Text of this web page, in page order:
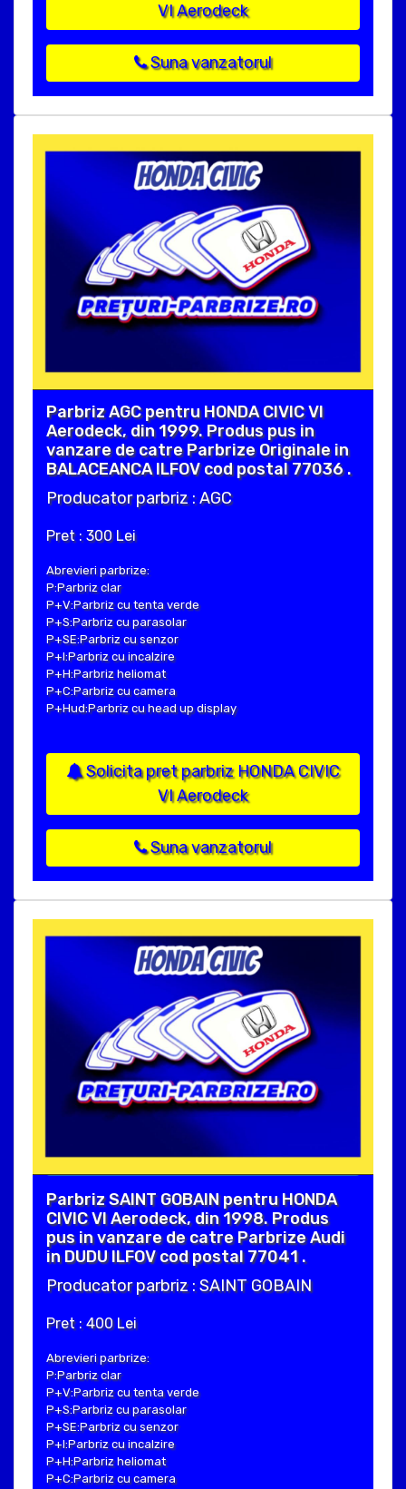
VI Aerodeck
Suna vanzatorul
Parbriz AGC pentru HONDA CIVIC VI
Aerodeck, din 1999. Produs pus in
vanzare de catre Parbrize Originale in
BALACEANCA ILFOV cod postal 77036 .
Producator parbriz : AGC
Pret : 300 Lei
Abrevieri parbrize:
P:Parbriz clar
P+V:Parbriz cu tenta verde
P+S:Parbriz cu parasolar
P+SE:Parbriz cu senzor
P+I:Parbriz cu incalzire
P+H:Parbriz heliomat
P+C:Parbriz cu camera
P+Hud:Parbriz cu head up display
Solicita pret parbriz HONDA CIVIC
VI Aerodeck
Suna vanzatorul
Parbriz SAINT GOBAIN pentru HONDA
CIVIC VI Aerodeck, din 1998. Produs
pus in vanzare de catre Parbrize Audi
in DUDU ILFOV cod postal 77041 .
Producator parbriz : SAINT GOBAIN
Pret : 400 Lei
Abrevieri parbrize:
P:Parbriz clar
P+V:Parbriz cu tenta verde
P+S:Parbriz cu parasolar
P+SE:Parbriz cu senzor
P+I:Parbriz cu incalzire
P+H:Parbriz heliomat
P+C:Parbriz cu camera